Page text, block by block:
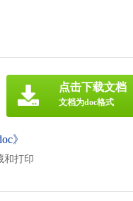
》
和打印
点击下载文档
文档为doc格式